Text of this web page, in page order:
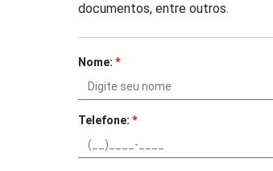
documentos, entre outros.
Nome:*
Telefone:*